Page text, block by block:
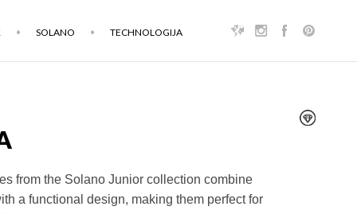
SOLANO TECHNOLOGIJA
from the Solano Junior collection combine
a functional design, making them perfect for